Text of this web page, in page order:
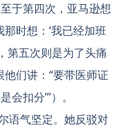
于第四次，亚马逊想
时想：‘我已经加班
第五次则是为了头痛
们讲：“要带医师证
扣分’”）。
语气坚定。她反驳对